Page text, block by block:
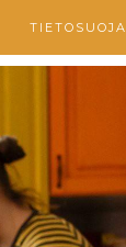
TIETOSUOJA